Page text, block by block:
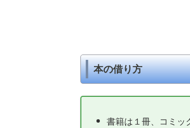
本の借り方
書籍は１冊、コミッ